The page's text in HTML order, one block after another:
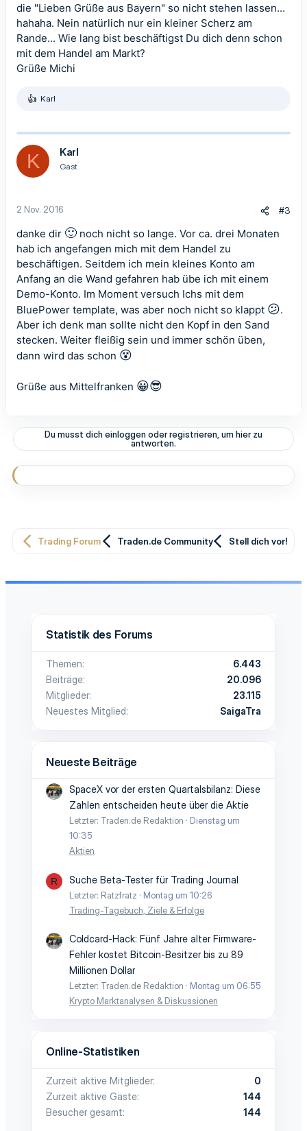
die "Lieben Grüße aus Bayern" so nicht stehen lassen...
hahaha. Nein natürlich nur ein kleiner Scherz am
Rande... Wie lang bist beschäftigst Du dich denn schon
mit dem Handel am Markt?
Grüße Michi
R
k
t
o
n
:
Karl
K Karl
Gast
2 Nov. 2016 #3
danke dir 🙂 noch nicht so lange. Vor ca. drei Monaten
hab ich angefangen mich mit dem Handel zu
beschäftigen. Seitdem ich mein kleines Konto am
Anfang an die Wand gefahren hab übe ich mit einem
Demo-Konto. Im Moment versuch Ichs mit dem
BluePower template, was aber noch nicht so klappt 😕.
Aber ich denk man sollte nicht den Kopf in den Sand
stecken. Weiter fleißig sein und immer schön üben,
dann wird das schon 😵
Grüße aus Mittelfranken 😀😎
Du musst dich einloggen oder registrieren, um hier zu
antworten.
Trading Forum Traden.de Community Stell dich vor!
Statistik des Forums
Themen
6.443
Beiträge
20.096
Mitglieder
23.115
Neuestes Mitglied
SaigaTra
Neueste Beiträge
SpaceX vor der ersten Quartalsbilanz: Diese
Zahlen entscheiden heute über die Aktie
Letzter: Traden.de Redaktion
Dienstag um
10:35
Aktien
R Suche Beta-Tester für Trading Journal
Letzter: Ratzfratz
Montag um 10:26
Trading-Tagebuch, Ziele & Erfolge
Coldcard-Hack: Fünf Jahre alter Firmware-
Fehler kostet Bitcoin-Besitzer bis zu 89
Millionen Dollar
Letzter: Traden.de Redaktion
Montag um 06:55
Krypto Marktanalysen & Diskussionen
Online-Statistiken
Zurzeit aktive Mitglieder
0
Zurzeit aktive Gäste
144
Besucher gesamt
144